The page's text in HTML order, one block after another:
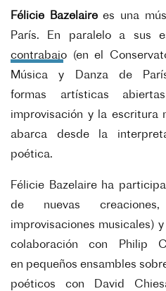
Félicie Bazelairees una
París.
En paralelo a sus
contrabajo (en el
Música y Danza de
formas artísticas
improvisación y la escritura
abarca desde la
poética.
Félicie Bazelaire ha
de nuevas
improvisaciones musicales) y
colaboración con Philip
en pequeños ensambles
poéticos con David